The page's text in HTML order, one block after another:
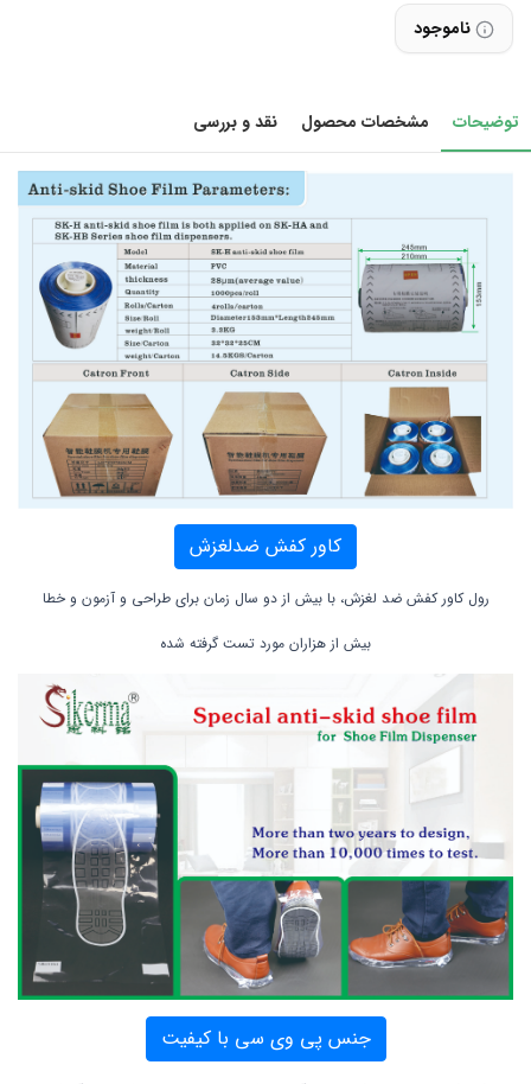
ناموجود
توضیحات مشخصات محصول نقد و بررسی
کاور کفش ضدلغزش
رول کاور کفش ضد لغزش، با بیش از دو سال زمان برای طراحی و آزمون و خطا
بیش از هزاران مورد تست گرفته شده
جنس پی وی سی با کیفیت